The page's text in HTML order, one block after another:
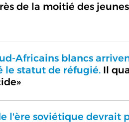
de la moitié des
Africains blancs
le statut de réfugié.Il
l'ère soviétique devrait